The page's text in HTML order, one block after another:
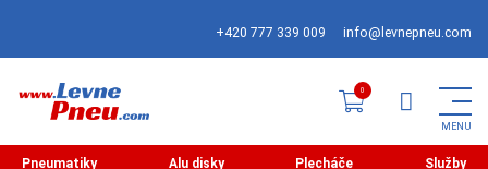
+420 777 339 009 info@levnepneu.com
Pneumatiky Alu disky Plecháče Služby